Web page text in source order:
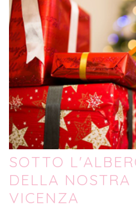
SOTTO
DELLA NOSTRA
VICENZA